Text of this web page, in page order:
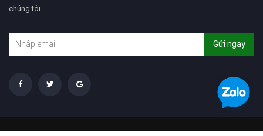
chúng tôi.
Gửi ngay